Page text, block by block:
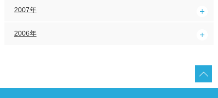
2007年
2006年